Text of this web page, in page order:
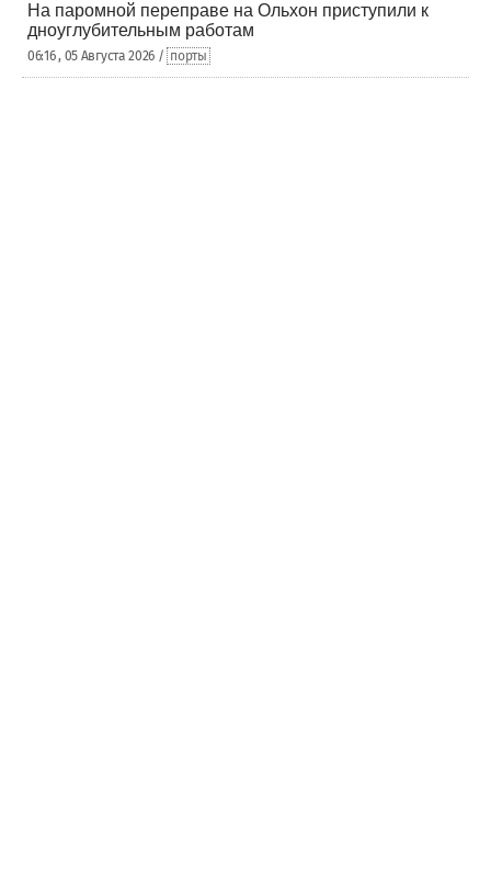
На паромной переправе на Ольхон приступили к
дноуглубительным работам
06:16 , 05 Августа 2026 / порты